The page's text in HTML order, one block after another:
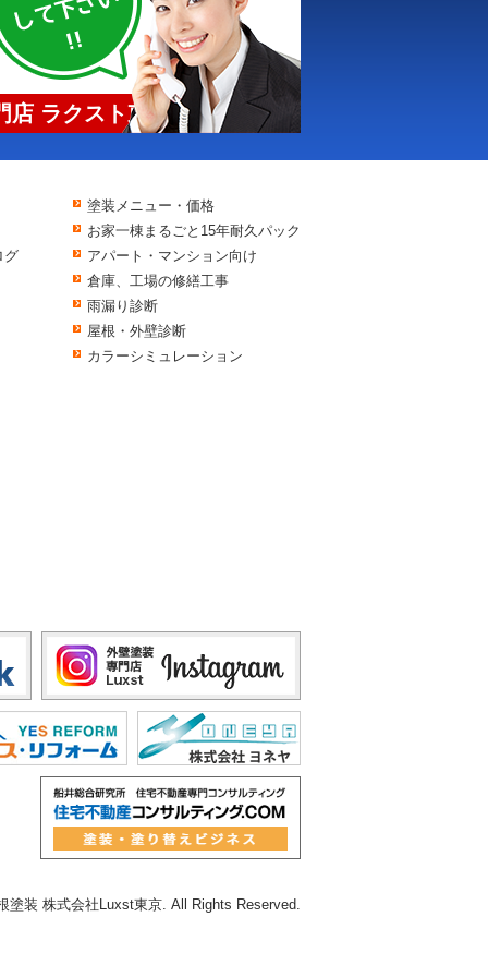
店 ラクスト東京
グ
塗装メニュー・価格
お家一棟まるごと15年耐久パック
アパート・マンション向け
倉庫、工場の修繕工事
雨漏り診断
屋根・外壁診断
カラーシミュレーション
塗装 株式会社Luxst東京. All Rights Reserved.